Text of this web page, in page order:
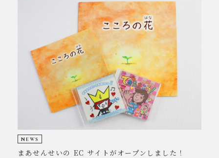
NEWS
まあせんせいの EC サイトがオープンしました！